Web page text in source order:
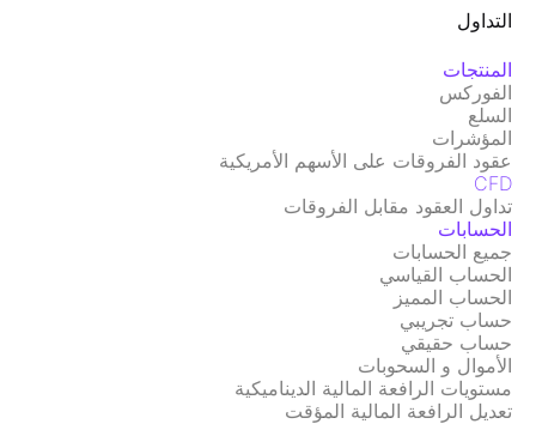
التداول
المنتجات
الفوركس
السلع
المؤشرات
عقود الفروقات على الأسهم الأمريكية
CFD
تداول العقود مقابل الفروقات
الحسابات
جميع الحسابات
الحساب القياسي
الحساب المميز
حساب تجريبي
حساب حقيقي
الأموال و السحوبات
مستويات الرافعة المالية الديناميكية
تعديل الرافعة المالية المؤقت